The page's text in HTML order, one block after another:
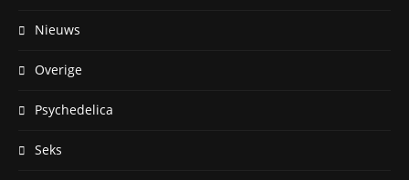
Nieuws
Overige
Psychedelica
Seks